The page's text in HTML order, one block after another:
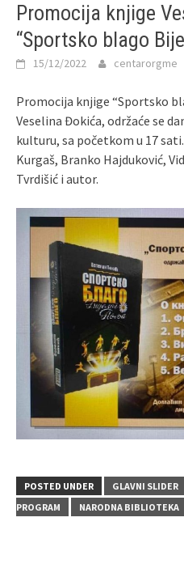
Promocija knjige
“Sportsko blago
15/12/2022 centarorgme
Promocija knjige “Sportsko
Veselina Đokića, održaće se
kulturu, sa početkom u 17
Kurgaš, Branko Hajduković,
Tvrdišić i autor.
POSTED UNDER GLAVNI SLIDER
PROGRAM
NARODNA BIBLIOTEKA